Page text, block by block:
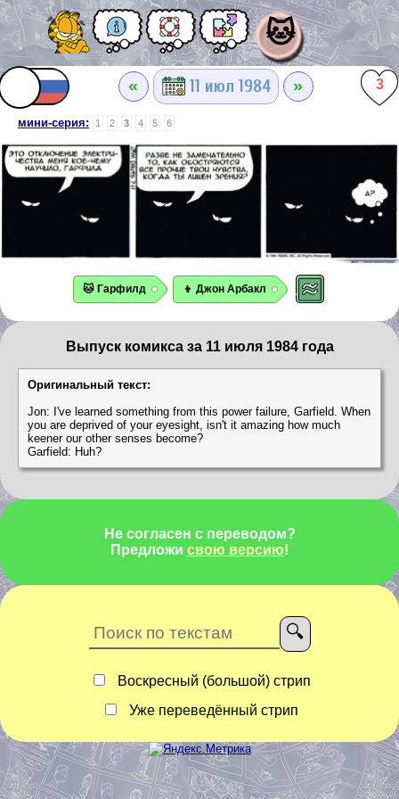
🐱
« 11 июл 1984 » 3
мини-серия: 1 2 3 4 5 6
🐱 Гарфилд 👦 Джон Арбакл
Выпуск комикса за 11 июля 1984 года
Оригинальный текст:
Jon: I've learned something from this power failure, Garfield. When
you are deprived of your eyesight, isn't it amazing how much
keener our other senses become?
Garfield: Huh?
Не согласен с переводом?
Предложи свою версию!
Воскресный (большой) стрип
Уже переведённый стрип